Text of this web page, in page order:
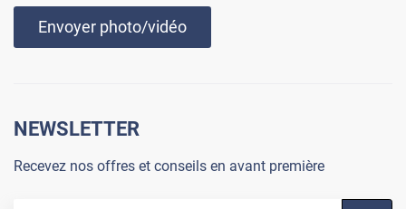
Envoyer photo/vidéo
NEWSLETTER
Recevez nos offres et conseils en avant première